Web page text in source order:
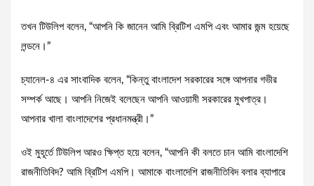
তখন টিউলিপ বলেন, “আপনি কি জানেন আমি ব্রিটিশ এমপি এবং আমার জন্ম হয়েছে
লন্ডনে।”
চ্যানেল-৪ এর সাংবাদিক বলেন, “কিন্তু বাংলাদেশ সরকারের সঙ্গে আপনার গভীর
সম্পর্ক আছে। আপনি নিজেই বলেছেন আপনি আওয়ামী সরকারের মুখপাত্র।
আপনার খালা বাংলাদেশের প্রধানমন্ত্রী।”
ওই মুহূর্তে টিউলিপ আরও ক্ষিপ্ত হয়ে বলেন, “আপনি কী বলতে চান আমি বাংলাদেশি
রাজনীতিবিদ? আমি ব্রিটিশ এমপি। আমাকে বাংলাদেশি রাজনীতিবিদ বলার ব্যাপারে